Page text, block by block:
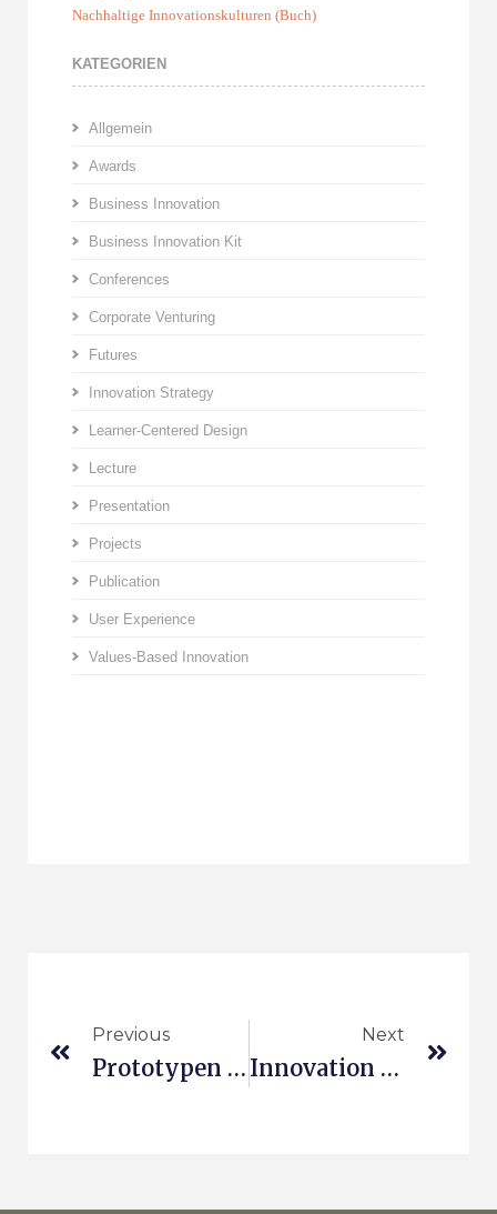
Nachhaltige Innovationskulturen (Buch)
KATEGORIEN
Allgemein
Awards
Business Innovation
Business Innovation Kit
Conferences
Corporate Venturing
Futures
Innovation Strategy
Learner-Centered Design
Lecture
Presentation
Projects
Publication
User Experience
Values-Based Innovation
Previous
Prototypen Einer Vision
Next
Innovation In Der Produktion